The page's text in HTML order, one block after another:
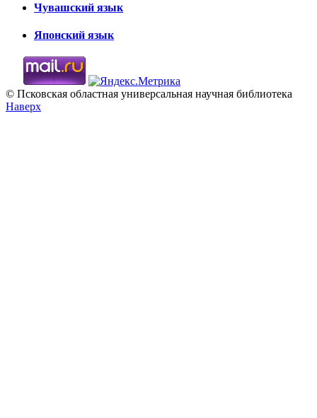
Чувашский язык
Японский язык
© Псковская областная универсальная научная библиотека
Наверх